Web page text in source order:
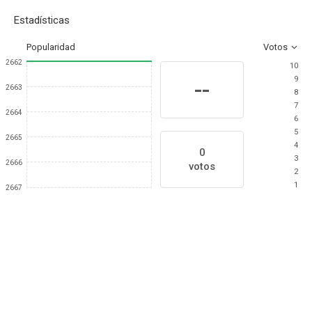
Estadísticas
Popularidad Votos
2662
2663
2664
2665
2666
2667
--
0
votos
10
9
8
7
6
5
4
3
2
1